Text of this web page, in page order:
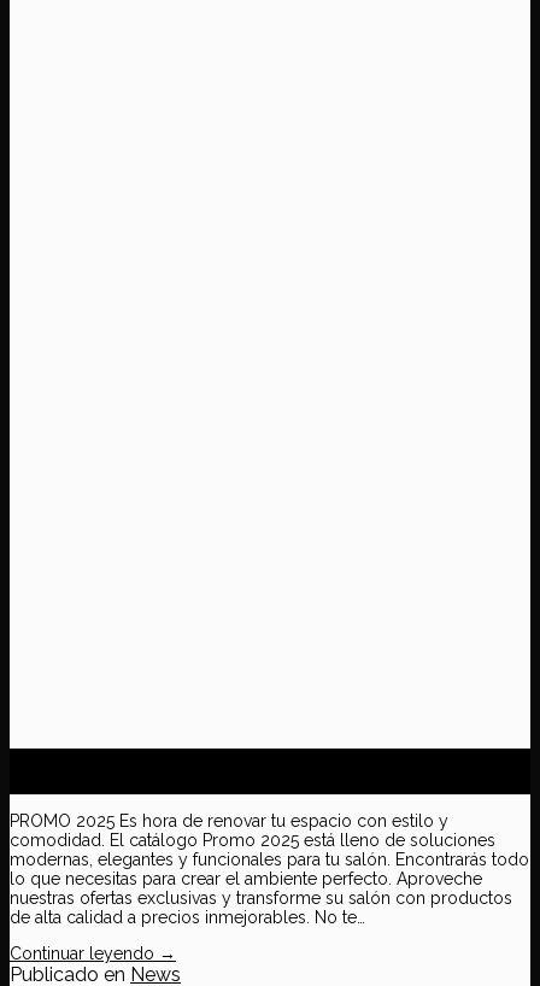
PROMO 2025 Es hora de renovar tu espacio con estilo y
comodidad. El catálogo Promo 2025 está lleno de soluciones
modernas, elegantes y funcionales para tu salón. Encontrarás todo
lo que necesitas para crear el ambiente perfecto. Aproveche
nuestras ofertas exclusivas y transforme su salón con productos
de alta calidad a precios inmejorables. No te…
Continuar leyendo →
Publicado en News